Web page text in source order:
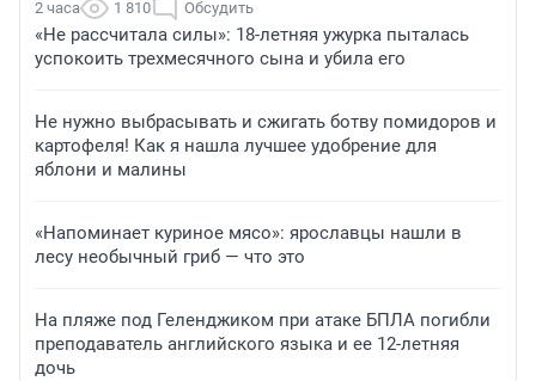
2 часа 1 810 Обсудить
«Не рассчитала силы»: 18-летняя ужурка пыталась
успокоить трехмесячного сына и убила его
Не нужно выбрасывать и сжигать ботву помидоров и
картофеля! Как я нашла лучшее удобрение для
яблони и малины
«Напоминает куриное мясо»: ярославцы нашли в
лесу необычный гриб — что это
На пляже под Геленджиком при атаке БПЛА погибли
преподаватель английского языка и ее 12-летняя
дочь